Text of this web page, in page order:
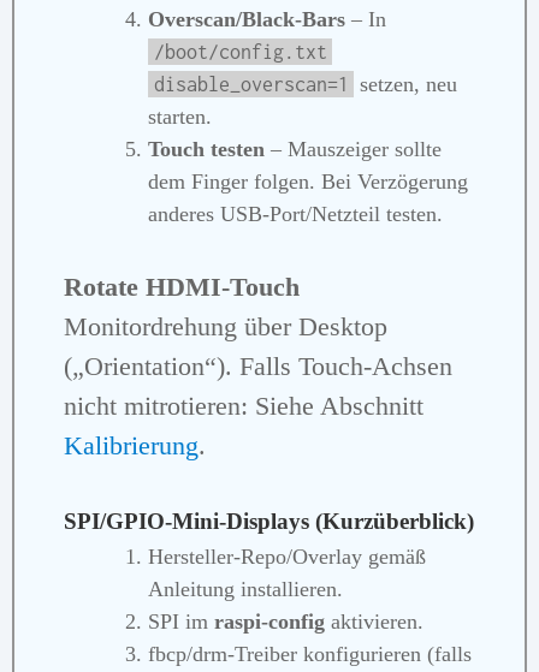
Overscan/Black‑Bars – In
/boot/config.txt
disable_overscan=1
setzen, neu
starten.
Touch testen – Mauszeiger sollte
dem Finger folgen. Bei Verzögerung
anderes USB‑Port/Netzteil testen.
Rotate HDMI‑Touch
Monitordrehung über Desktop
(„Orientation“). Falls Touch‑Achsen
nicht mitrotieren: Siehe Abschnitt
Kalibrierung.
SPI/GPIO‑Mini‑Displays (Kurzüberblick)
Hersteller‑Repo/Overlay gemäß
Anleitung installieren.
SPI imraspi‑config aktivieren.
fbcp/drm‑Treiber konfigurieren (falls